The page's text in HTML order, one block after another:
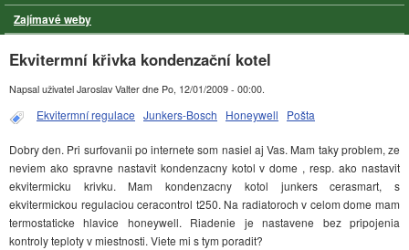
Zajímavé weby
Ekvitermní křivka kondenzační kotel
Napsal uživatel Jaroslav Valter dne Po, 12/01/2009 - 00:00.
Ekvitermní regulace Junkers-Bosch Honeywell Pošta
Dobry den. Pri surfovanii po internete som nasiel aj Vas. Mam taky problem, ze
neviem ako spravne nastavit kondenzacny kotol v dome , resp. ako nastavit
ekvitermicku krivku. Mam kondenzacny kotol junkers cerasmart, s
ekvitermickou regulaciou ceracontrol t250. Na radiatoroch v celom dome mam
termostaticke hlavice honeywell. Riadenie je nastavene bez pripojenia
kontroly teploty v miestnosti. Viete mi s tym poradit?